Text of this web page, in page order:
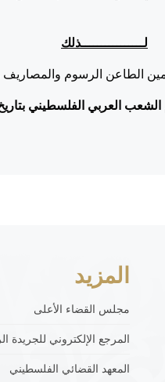
لــــــــــــــــذلك
الطاعن الرسوم والمصاريف
العربي الفلسطيني بتاريخ 10/02/
المزيد
مجلس القضاء الأعلى
المرجع الإلكتروني للجريدة
المعهد القضائي الفلسطيني